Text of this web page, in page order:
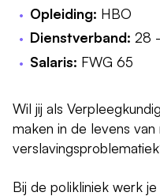
Opleiding: HBO
Dienstverband: 28
Salaris: FWG 65
Wil jij als
maken in de levens
Bij de polikliniek werk